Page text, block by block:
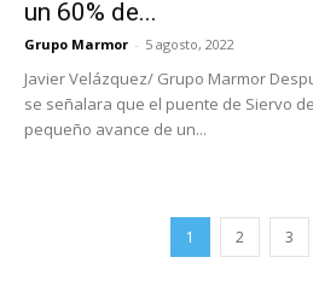
un 60% de...
Grupo Marmor - 5 agosto, 2022
Javier Velázquez/ Grupo Marmor
se señalara que el puente de Siervo
pequeño avance de un...
1 2 3